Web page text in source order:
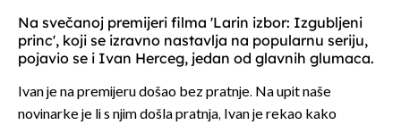
Na svečanoj premijeri filma 'Larin izbor: Izgubljeni
princ', koji se izravno nastavlja na popularnu seriju,
pojavio se i Ivan Herceg, jedan od glavnih glumaca.
Ivan je na premijeru došao bez pratnje. Na upit naše
novinarke je li s njim došla pratnja, Ivan je rekao kako